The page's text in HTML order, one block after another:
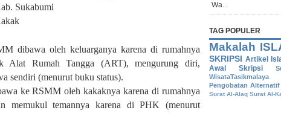
dibawa oleh keluarganya karena di rumahnya
Alat Rumah Tangga (ART), mengurung diri,
sendiri (menurut buku status).
ke RSMM oleh kakaknya karena di rumahnya
memukul temannya karena di PHK (menurut
Wa...
TAG POPULER
Makalah
SKRIPSI Artikel
Awal Skripsi
WisataTasikmalaya
Pengobatan Alternatif
Surat Al-Alaq Surat Al-